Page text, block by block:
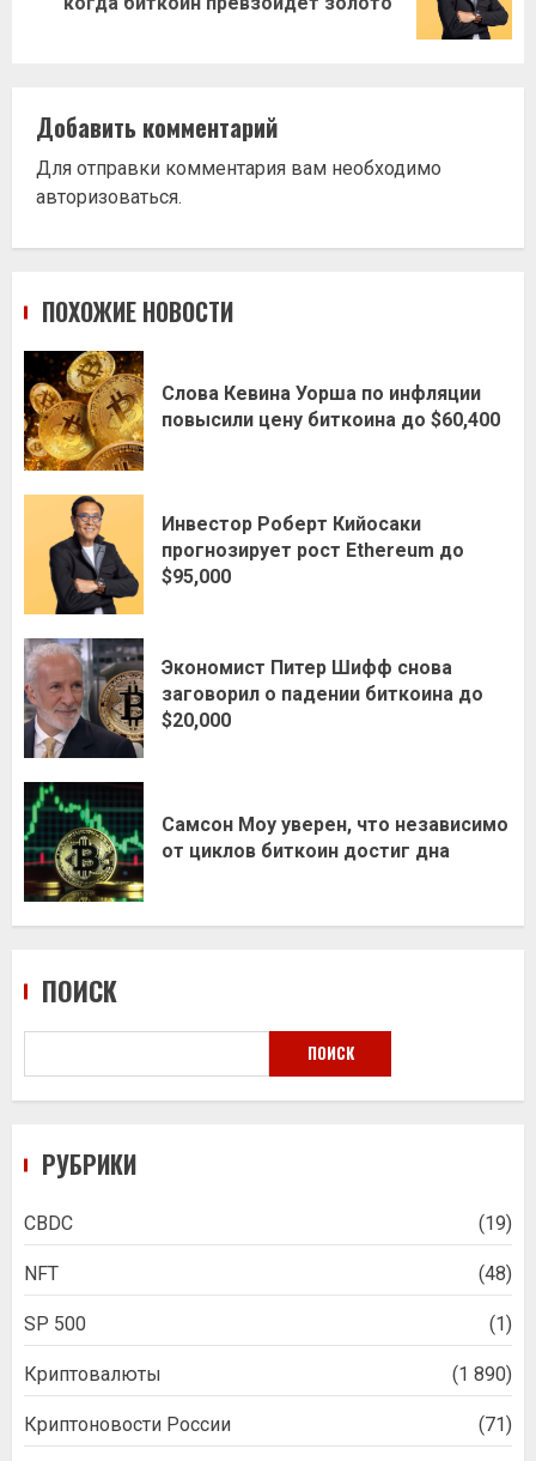
запись:
Добавить комментарий
Для отправки комментария вам необходимо
авторизоваться.
ПОХОЖИЕ НОВОСТИ
Слова Кевина Уорша по инфляции
повысили цену биткоина до $60,400
Инвестор Роберт Кийосаки
прогнозирует рост Ethereum до
$95,000
Экономист Питер Шифф снова
заговорил о падении биткоина до
$20,000
Самсон Моу уверен, что независимо
от циклов биткоин достиг дна
ПОИСК
ПОИСК
РУБРИКИ
CBDC (19)
NFT (48)
SP 500 (1)
Криптовалюты (1 890)
Криптоновости России (71)